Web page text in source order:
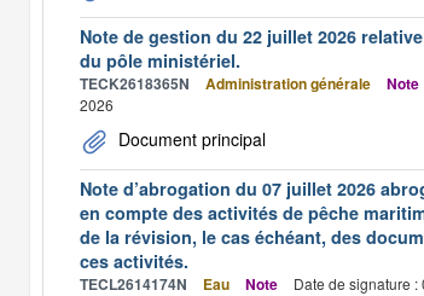
Note de gestion du 22 juillet 2026
du pôle ministériel.
TECK2618365N Administration générale Note
2026
Document principal
Note d’abrogation du 07 juillet 2026
en compte des activités de pêche
de la révision, le cas échéant, des
ces activités.
TECL2614174N Eau Note Date de signature :